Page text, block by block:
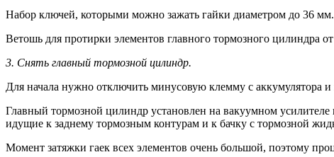
Набор ключей, которыми можно зажать гайки диаметром до 36 мм.
Ветошь для протирки элементов главного тормозного цилиндра
3. Снять главный тормозной цилиндр.
Для начала нужно отключить минусовую клемму с аккумулятора
Главный тормозной цилиндр установлен на вакуумном
идущие к заднему тормозным контурам и к бачку с тормозной
Момент затяжки гаек всех элементов очень большой, поэтому